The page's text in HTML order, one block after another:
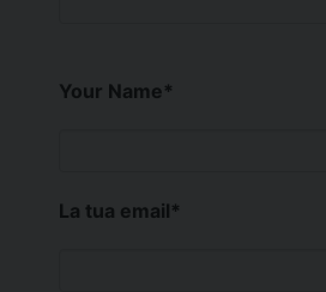
Your Name*
La tua email*